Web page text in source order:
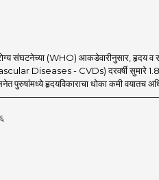
संघटनेच्या (WHO) आकडेवारीनुसार, हृदय व
Diseases - CVDs) दरवर्षी सुमारे 1.8
पुरुषांमध्ये हृदयविकाराचा धोका कमी वयातच